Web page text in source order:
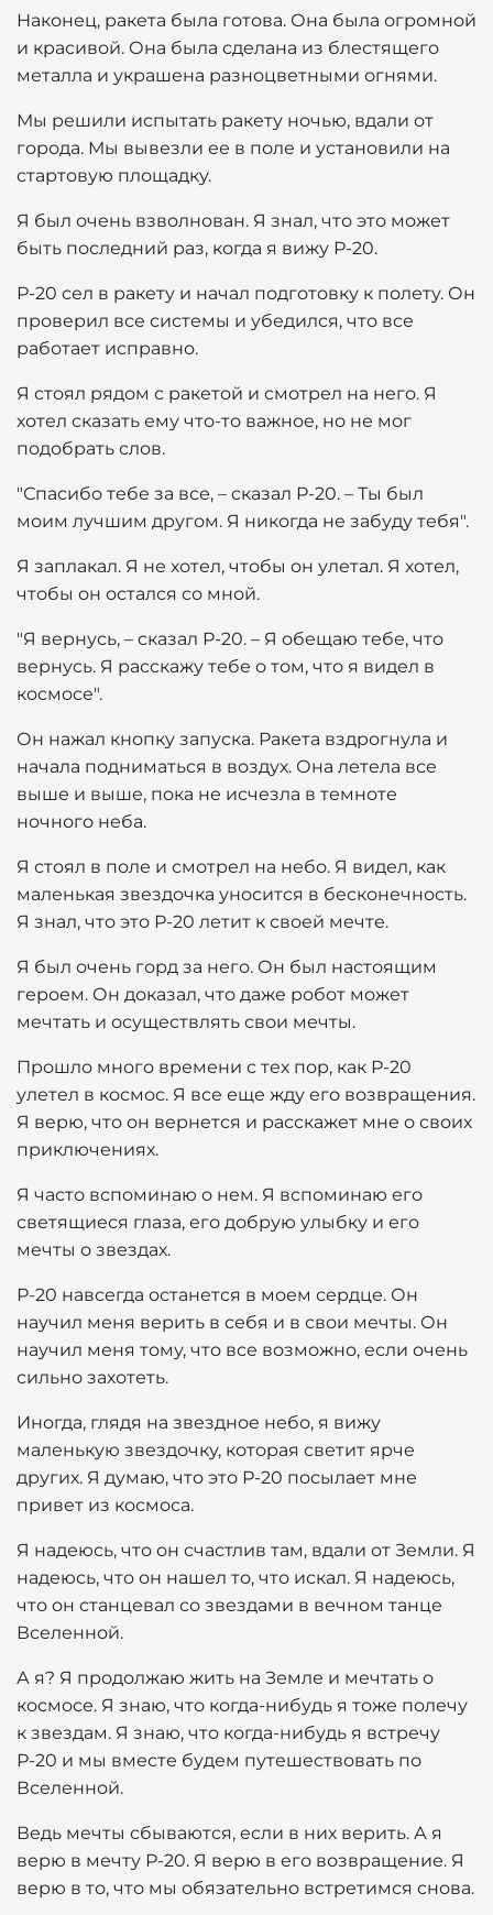
Наконец, ракета была готова. Она была огромной
и красивой. Она была сделана из блестящего
металла и украшена разноцветными огнями.
Мы решили испытать ракету ночью, вдали от
города. Мы вывезли ее в поле и установили на
стартовую площадку.
Я был очень взволнован. Я знал, что это может
быть последний раз, когда я вижу Р-20.
Р-20 сел в ракету и начал подготовку к полету. Он
проверил все системы и убедился, что все
работает исправно.
Я стоял рядом с ракетой и смотрел на него. Я
хотел сказать ему что-то важное, но не мог
подобрать слов.
"Спасибо тебе за все, – сказал Р-20. – Ты был
моим лучшим другом. Я никогда не забуду тебя".
Я заплакал. Я не хотел, чтобы он улетал. Я хотел,
чтобы он остался со мной.
"Я вернусь, – сказал Р-20. – Я обещаю тебе, что
вернусь. Я расскажу тебе о том, что я видел в
космосе".
Он нажал кнопку запуска. Ракета вздрогнула и
начала подниматься в воздух. Она летела все
выше и выше, пока не исчезла в темноте
ночного неба.
Я стоял в поле и смотрел на небо. Я видел, как
маленькая звездочка уносится в бесконечность.
Я знал, что это Р-20 летит к своей мечте.
Я был очень горд за него. Он был настоящим
героем. Он доказал, что даже робот может
мечтать и осуществлять свои мечты.
Прошло много времени с тех пор, как Р-20
улетел в космос. Я все еще жду его возвращения.
Я верю, что он вернется и расскажет мне о своих
приключениях.
Я часто вспоминаю о нем. Я вспоминаю его
светящиеся глаза, его добрую улыбку и его
мечты о звездах.
Р-20 навсегда останется в моем сердце. Он
научил меня верить в себя и в свои мечты. Он
научил меня тому, что все возможно, если очень
сильно захотеть.
Иногда, глядя на звездное небо, я вижу
маленькую звездочку, которая светит ярче
других. Я думаю, что это Р-20 посылает мне
привет из космоса.
Я надеюсь, что он счастлив там, вдали от Земли. Я
надеюсь, что он нашел то, что искал. Я надеюсь,
что он станцевал со звездами в вечном танце
Вселенной.
А я? Я продолжаю жить на Земле и мечтать о
космосе. Я знаю, что когда-нибудь я тоже полечу
к звездам. Я знаю, что когда-нибудь я встречу
Р-20 и мы вместе будем путешествовать по
Вселенной.
Ведь мечты сбываются, если в них верить. А я
верю в мечту Р-20. Я верю в его возвращение. Я
верю в то, что мы обязательно встретимся снова.